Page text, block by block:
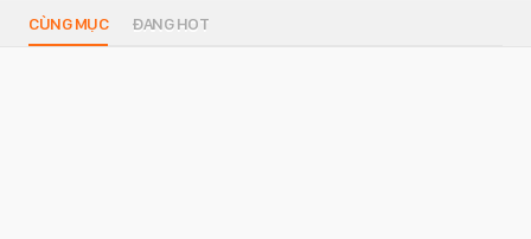
CÙNG MỤC ĐANG HOT